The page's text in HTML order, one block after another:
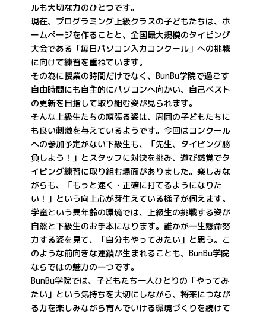
ルも大切な力のひとつです。
現在、プログラミング上級クラスの子どもたちは、ホ
ームページを作ることと、全国最大規模のタイピング
大会である「毎日パソコン入力コンクール」への挑戦
に向けて練習を重ねています。
その為に授業の時間だけでなく、BunBu学院で過ごす
自由時間にも自主的にパソコンへ向かい、自己ベスト
の更新を目指して取り組む姿が見られます。
そんな上級生たちの頑張る姿は、周囲の子どもたちに
も良い刺激を与えているようです。今回はコンクール
への参加予定がない下級生も、「先生、タイピング勝
負しよう！」とスタッフに対決を挑み、遊び感覚でタ
イピング練習に取り組む場面がありました。楽しみな
がらも、「もっと速く・正確に打てるようになりた
い！」という向上心が芽生えている様子が伺えます。
学童という異年齢の環境では、上級生の挑戦する姿が
自然と下級生のお手本になります。誰かが一生懸命努
力する姿を見て、「自分もやってみたい」と思う。こ
のような前向きな連鎖が生まれることも、BunBu学院
ならではの魅力の一つです。
BunBu学院では、子どもたち一人ひとりの「やってみ
たい」という気持ちを大切にしながら、将来につなが
る力を楽しみながら育んでいける環境づくりを続けて